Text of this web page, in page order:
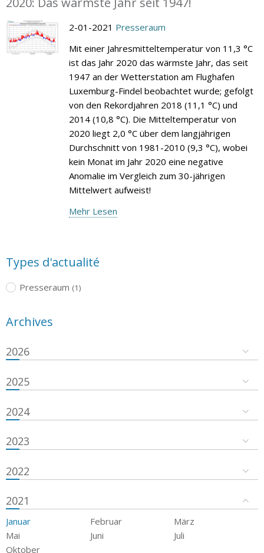
2-01-2021 Presseraum
Mit einer Jahresmitteltemperatur von 11,3 °C
ist das Jahr 2020 das wärmste Jahr, das seit
1947 an der Wetterstation am Flughafen
Luxemburg-Findel beobachtet wurde; gefolgt
von den Rekordjahren 2018 (11,1 °C) und
2014 (10,8 °C). Die Mitteltemperatur von
2020 liegt 2,0 °C über dem langjährigen
Durchschnitt von 1981-2010 (9,3 °C), wobei
kein Monat im Jahr 2020 eine negative
Anomalie im Vergleich zum 30-jährigen
Mittelwert aufweist!
Mehr Lesen
Types d'actualité
Presseraum (1)
Archives
2026
2025
2024
2023
2022
2021
Januar Februar
März
Mai
Juni
Juli
Oktober